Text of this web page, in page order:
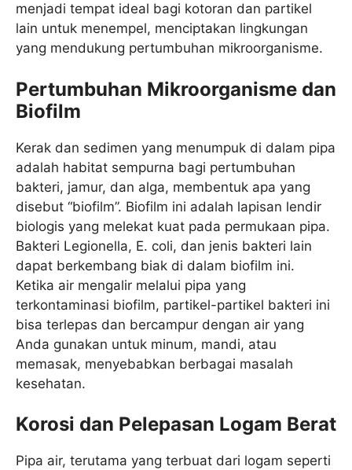
menjadi tempat ideal bagi kotoran dan partikel
lain untuk menempel, menciptakan lingkungan
yang mendukung pertumbuhan mikroorganisme.
Pertumbuhan Mikroorganisme dan
Biofilm
Kerak dan sedimen yang menumpuk di dalam pipa
adalah habitat sempurna bagi pertumbuhan
bakteri, jamur, dan alga, membentuk apa yang
disebut “biofilm”. Biofilm ini adalah lapisan lendir
biologis yang melekat kuat pada permukaan pipa.
Bakteri Legionella, E. coli, dan jenis bakteri lain
dapat berkembang biak di dalam biofilm ini.
Ketika air mengalir melalui pipa yang
terkontaminasi biofilm, partikel-partikel bakteri ini
bisa terlepas dan bercampur dengan air yang
Anda gunakan untuk minum, mandi, atau
memasak, menyebabkan berbagai masalah
kesehatan.
Korosi dan Pelepasan Logam Berat
Pipa air, terutama yang terbuat dari logam seperti